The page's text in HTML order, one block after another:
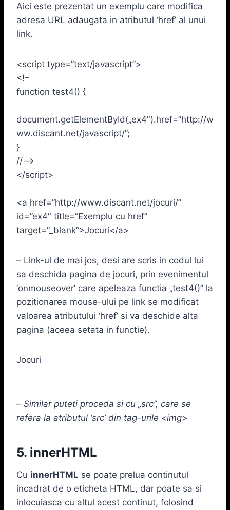
Aici este prezentat un exemplu care modifica
adresa URL adaugata in atributul ‘href’ al unui
link.
<script type=”text/javascript”>
<!–
function test4() {
document.getElementById(„ex4″).href=”http://w
ww.discant.net/javascript/”;
}
//–>
</script>
<a href=”http://www.discant.net/jocuri/”
id=”ex4″ title=”Exemplu cu href”
target=”_blank”>Jocuri</a>
– Link-ul de mai jos, desi are scris in codul lui
sa deschida pagina de jocuri, prin evenimentul
‘onmouseover’ care apeleaza functia „test4()” la
pozitionarea mouse-ului pe link se modificat
valoarea atributului ‘href’ si va deschide alta
pagina (aceea setata in functie).
Jocuri
– Similar puteti proceda si cu „src”, care se
refera la atributul ‘src’ din tag-urile <img>
5. innerHTML
Cu innerHTML se poate prelua continutul
incadrat de o eticheta HTML, dar poate sa si
inlocuiasca cu altul acest continut, folosind